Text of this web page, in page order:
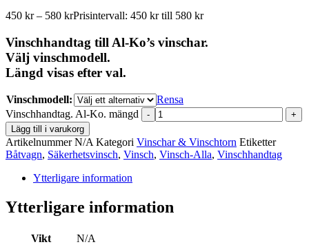
450 kr – 580 krPrisintervall: 450 kr till 580 kr
Vinschhandtag till Al-Ko’s vinschar.
Välj vinschmodell.
Längd visas efter val.
Vinschmodell:
Rensa
Vinschhandtag. Al-Ko. mängd
-
+
Lägg till i varukorg
ArtikelnummerN/A Kategori Vinschar & Vinschtorn Etiketter
Båtvagn, Säkerhetsvinsch, Vinsch, Vinsch-Alla, Vinschhandtag
Ytterligare information
Ytterligare information
Vikt N/A